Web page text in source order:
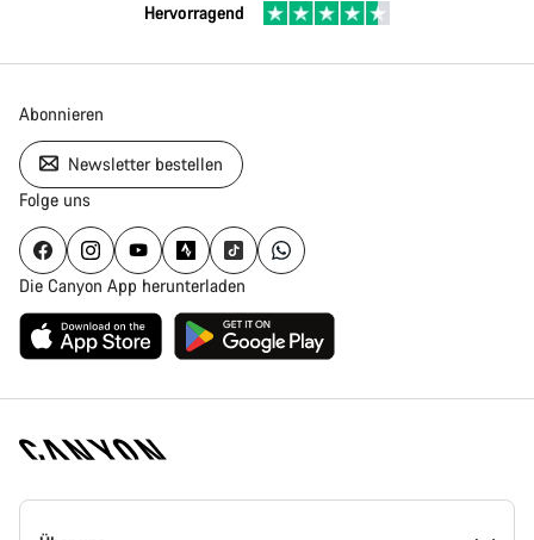
Hervorragend
Abonnieren
Newsletter bestellen
Folge uns
Die Canyon App herunterladen
Canyon
Homepage